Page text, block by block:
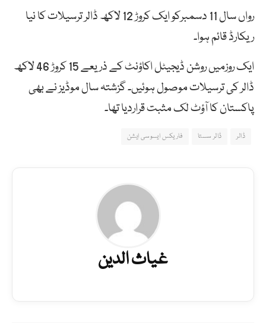
رواں سال 11 دسمبرکو ایک کروڑ 12 لاکھ ڈالر ترسیلات کا نیا
ریکارڈ قائم ہوا۔
ایک روزمیں روشن ڈیجیٹل اکاؤنٹ کے ذریعے 15 کروڑ 46 لاکھ
ڈالر کی ترسیلات موصول ہوئیں۔ گزشتہ سال موڈیز نے بھی
پاکستان کا آؤٹ لک مثبت قراردیا تھا۔
ڈالر ڈالر سستا فاریکس ایسوسی ایشن
غیاث الدین